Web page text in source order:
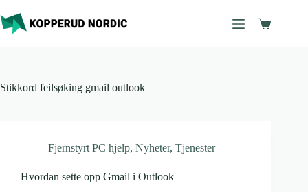
til
innholdet
Stikkord feilsøking gmail outlook
Fjernstyrt PC hjelp, Nyheter, Tjenester
Hvordan sette opp Gmail i Outlook